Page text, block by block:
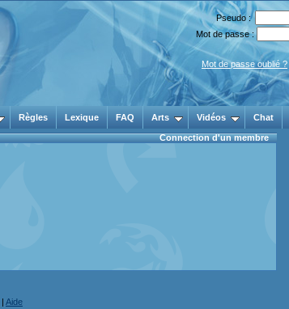
Pseudo :
Mot de passe :
Mot de passe oublié ?
Règles Lexique FAQ Arts Vidéos Chat
Connection d'un membre
| Aide